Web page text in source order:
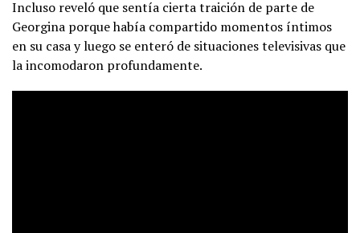
Incluso reveló que sentía cierta traición de parte de
Georgina porque había compartido momentos íntimos
en su casa y luego se enteró de situaciones televisivas que
la incomodaron profundamente.